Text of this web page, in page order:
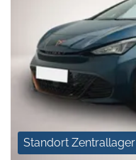
Standort Zentrallager